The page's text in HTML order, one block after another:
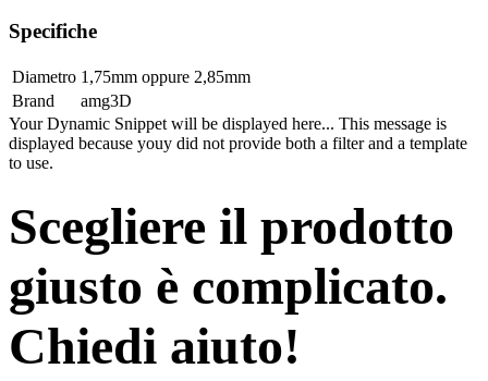
Specifiche
Diametro 1,75mm oppure 2,85mm
Brand
amg3D
Your Dynamic Snippet will be displayed here... This message is
displayed because youy did not provide both a filter and a template
to use.
Scegliere il prodotto
giusto è complicato.
Chiedi aiuto!